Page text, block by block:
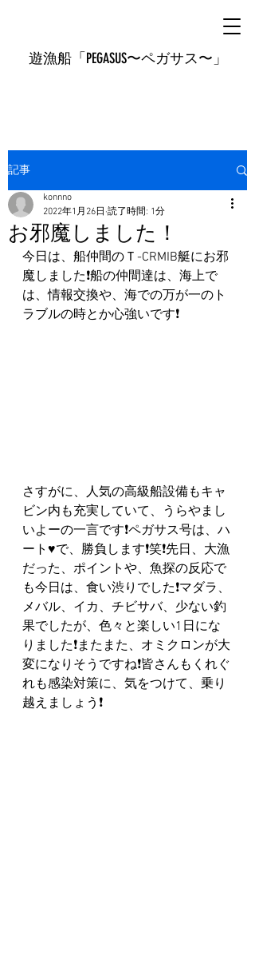
遊漁船「PEGASUS〜ペガサス〜」
記事
お邪魔しました！
konnno
2022年1月26日 読了時間: 1分
今日は、船仲間のＴ-CRMIB艇にお邪
魔しました❗️船の仲間達は、海上で
は、情報交換や、海での万が一のト
ラブルの時とか心強いです❗️
さすがに、人気の高級船設備もキャ
ビン内も充実していて、うらやまし
いよーの一言です❗️ペガサス号は、ハ
ート♥️で、勝負します❗️笑❗️先日、大漁
だった、ポイントや、魚探の反応で
も今日は、食い渋りでした❗️マダラ、
メバル、イカ、チビサバ、少ない釣
果でしたが、色々と楽しい1日にな
りました❗️またまた、オミクロンが大
変になりそうですね❗️皆さんもくれぐ
れも感染対策に、気をつけて、乗り
越えましょう❗️